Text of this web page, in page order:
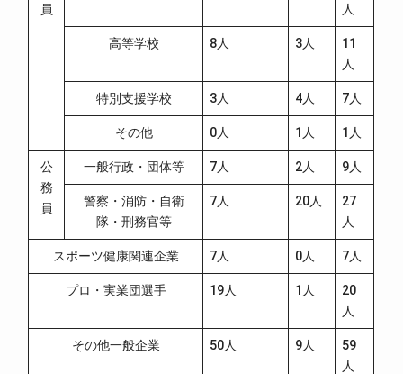
員
人
高等学校 8人 3人
11
人
特別支援学校 3人 4人 7人
その他 0人 1人 1人
公
務
員
一般行政・団体等 7人 2人 9人
警察・消防・自衛
隊・刑務官等
7人 20人
27
人
スポーツ健康関連企業 7人 0人 7人
プロ・実業団選手 19人 1人
20
人
その他一般企業 50人 9人
59
人